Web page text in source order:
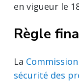
en vigueur le
Règle
La
sécurité des